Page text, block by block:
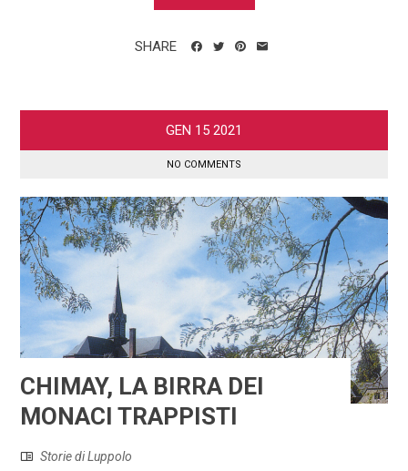
SHARE
GEN 15 2021
NO COMMENTS
CHIMAY, LA BIRRA DEI
MONACI TRAPPISTI
Storie di Luppolo